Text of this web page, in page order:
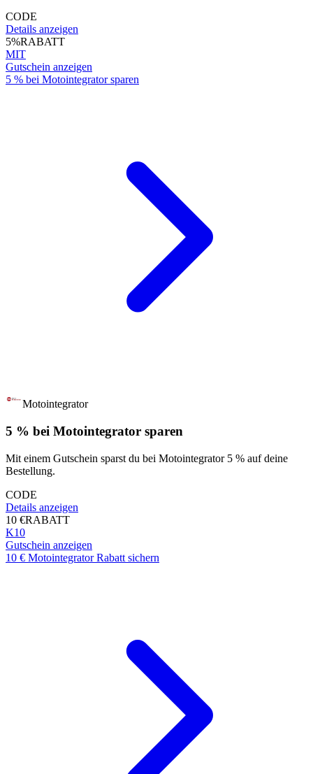
CODE
Details anzeigen
5%RABATT
MIT
Gutschein anzeigen
5 % bei Motointegrator sparen
Motointegrator
5 % bei Motointegrator sparen
Mit einem Gutschein sparst du bei Motointegrator 5 % auf deine
Bestellung.
CODE
Details anzeigen
10 €RABATT
K10
Gutschein anzeigen
10 € Motointegrator Rabatt sichern